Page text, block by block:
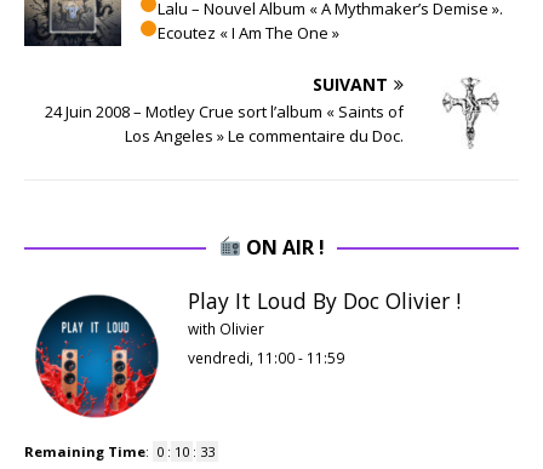
Lalu – Nouvel Album « A Mythmaker’s Demise ».
Ecoutez « I Am The One »
SUIVANT
24 Juin 2008 – Motley Crue sort l’album « Saints of
Los Angeles » Le commentaire du Doc.
ON AIR !
Play It Loud By Doc Olivier !
with Olivier
vendredi, 11:00- 11:59
Remaining Time: 0 : 10 : 32